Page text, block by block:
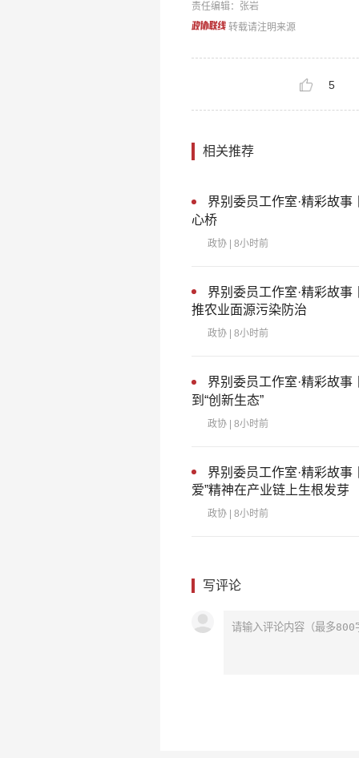
责任编辑：张岩
转载请注明来源
5
相关推荐
界别委员工作室·精彩故
心桥
政协 | 8小时前
界别委员工作室·精彩故事
推农业面源污染防治
政协 | 8小时前
界别委员工作室·精彩故事
到“创新生态”
政协 | 8小时前
界别委员工作室·精彩故
爱”精神在产业链上生根发芽
政协 | 8小时前
写评论